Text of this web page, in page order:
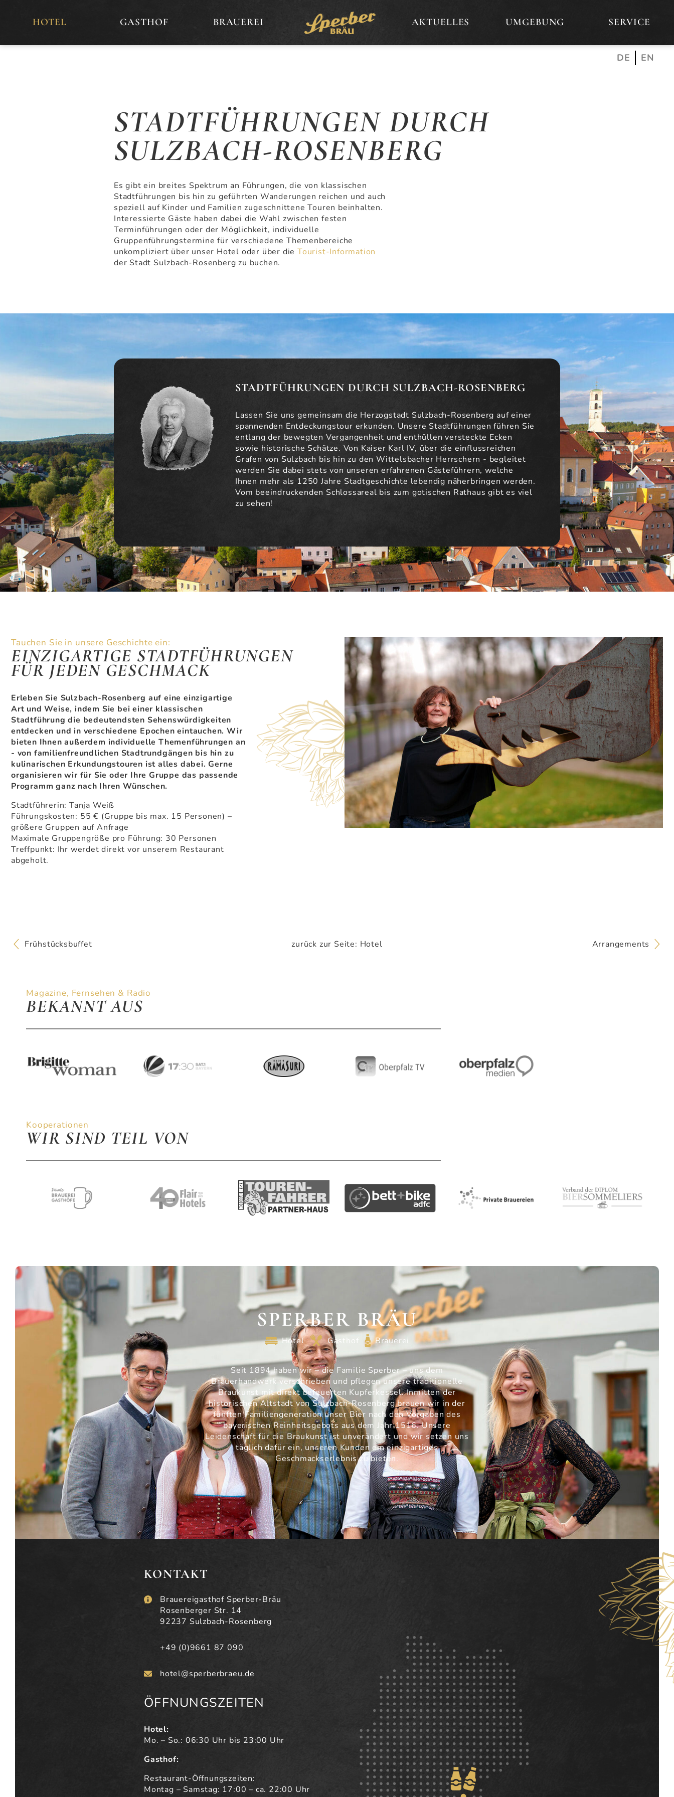
DE EN
HOTEL GASTHOF BRAUEREI AKTUELLES UMGEBUNG SERVICE
STADTFÜHRUNGEN DURCH
SULZBACH-ROSENBERG
Es gibt ein breites Spektrum an Führungen, die von klassischen
Stadtführungen bis hin zu geführten Wanderungen reichen und auch
speziell auf Kinder und Familien zugeschnittene Touren beinhalten.
Interessierte Gäste haben dabei die Wahl zwischen festen
Terminführungen oder der Möglichkeit, individuelle
Gruppenführungstermine für verschiedene Themenbereiche
unkompliziert über unser Hotel oder über die Tourist-Information
der Stadt Sulzbach-Rosenberg zu buchen.
STADTFÜHRUNGEN DURCH SULZBACH-ROSENBERG
Lassen Sie uns gemeinsam die Herzogstadt Sulzbach-Rosenberg auf einer
spannenden Entdeckungstour erkunden. Unsere Stadtführungen führen Sie
entlang der bewegten Vergangenheit und enthüllen versteckte Ecken
sowie historische Schätze. Von Kaiser Karl IV, über die einflussreichen
Grafen von Sulzbach bis hin zu den Wittelsbacher Herrschern - begleitet
werden Sie dabei stets von unseren erfahrenen Gästeführern, welche
Ihnen mehr als 1250 Jahre Stadtgeschichte lebendig näherbringen werden.
Vom beeindruckenden Schlossareal bis zum gotischen Rathaus gibt es viel
zu sehen!
Tauchen Sie in unsere Geschichte ein:
EINZIGARTIGE STADTFÜHRUNGEN
FÜR JEDEN GESCHMACK
Erleben Sie Sulzbach-Rosenberg auf eine einzigartige
Art und Weise, indem Sie bei einer klassischen
Stadtführung die bedeutendsten Sehenswürdigkeiten
entdecken und in verschiedene Epochen eintauchen. Wir
bieten Ihnen außerdem individuelle Themenführungen an
- von familienfreundlichen Stadtrundgängen bis hin zu
kulinarischen Erkundungstouren ist alles dabei. Gerne
organisieren wir für Sie oder Ihre Gruppe das passende
Programm ganz nach Ihren Wünschen.
Stadtführerin: Tanja Weiß
Führungskosten: 55 € (Gruppe bis max. 15 Personen) –
größere Gruppen auf Anfrage
Maximale Gruppengröße pro Führung: 30 Personen
Treffpunkt: Ihr werdet direkt vor unserem Restaurant
abgeholt.
Frühstücksbuffet zurück zur Seite: Hotel Arrangements
Magazine, Fernsehen & Radio
BEKANNT AUS
Kooperationen
WIR SIND TEIL VON
SPERBER BRÄU
Hotel Gasthof Brauerei
Seit 1894 haben wir – die Familie Sperber – uns dem
Brauerhandwerk verschrieben und pflegen unsere traditionelle
Braukunst mit direkt befeuerten Kupferkessel. Inmitten der
historischen Altstadt von Sulzbach-Rosenberg brauen wir in der
fünften Familiengeneration unser Bier nach den Vorgaben des
bayerischen Reinheitsgebots aus dem Jahr 1516. Unsere
Leidenschaft für die Braukunst ist unverändert und wir setzen uns
täglich dafür ein, unseren Kunden ein einzigartiges
Geschmackserlebnis zu bieten.
KONTAKT
Brauereigasthof Sperber-Bräu
Rosenberger Str. 14
92237 Sulzbach-Rosenberg
+49 (0)9661 87 090
hotel@sperberbraeu.de
ÖFFNUNGSZEITEN
Hotel:
Mo. – So.: 06:30 Uhr bis 23:00 Uhr
Gasthof:
Restaurant-Öffnungszeiten:
Montag – Samstag: 17:00 – ca. 22:00 Uhr